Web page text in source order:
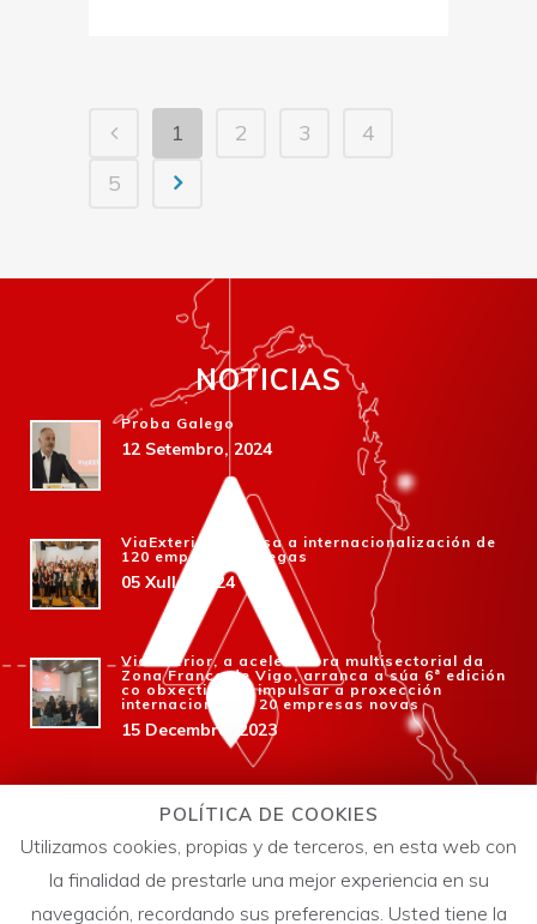
1 2 3
4
5
NOTICIAS
Proba Galego
12 Setembro, 2024
ViaExterior impulsa a internacionalización de
120 empresas galegas
05 Xullo, 2024
ViaExterior, a aceleradora multisectorial da
Zona Franca de Vigo, arranca a súa 6ª edición
co obxectivo de impulsar a proxección
internacional de 20 empresas novas
15 Decembro, 2023
para que as empresas galegas amplíen
negocio no exterior
19 Outubro, 2023
POLÍTICA DE COOKIES
Utilizamos cookies, propias y de terceros, en esta web con
la finalidad de prestarle una mejor experiencia en su
navegación, recordando sus preferencias. Usted tiene la